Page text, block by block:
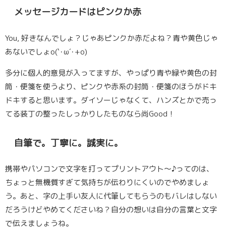
メッセージカードはピンクか赤
You, 好きなんでしょ？じゃあピンクか赤だよね？青や黄色じゃ
あないでしょo(`･ω´･+o)
多分に個人的意見が入ってますが、やっぱり青や緑や黄色の封
筒・便箋を使うより、ピンクや赤系の封筒・便箋のほうがドキ
ドキすると思います。ダイソーじゃなくて、ハンズとかで売っ
てる装丁の整ったしっかりしたものなら尚Good！
自筆で。丁寧に。誠実に。
携帯やパソコンで文字を打ってプリントアウト〜♪ってのは、
ちょっと無機質すぎて気持ちが伝わりにくいのでやめましょ
う。あと、字の上手い友人に代筆してもらうのもバレはしない
だろうけどやめてくださいね？ 自分の想いは自分の言葉と文字
で伝えましょうね。